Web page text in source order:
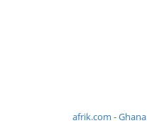
afrik.com - Ghana